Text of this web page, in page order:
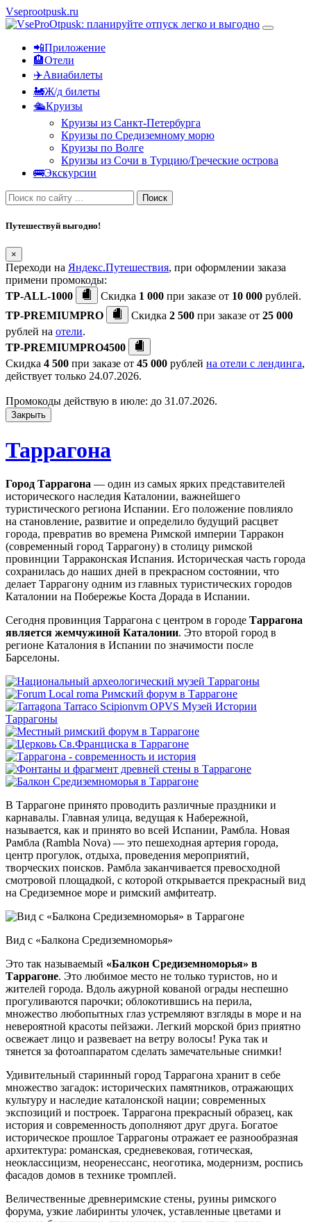
Vseprootpusk.ru
📲Приложение
🏨Отели
✈️Авиабилеты
🚂Ж/д билеты
🛳Круизы
Круизы из Санкт-Петербурга
Круизы по Средиземному морю
Круизы по Волге
Круизы из Сочи в Турцию/Греческие острова
🚌Экскурсии
Поиск
Путешествуй выгодно!
×
Переходи на Яндекс.Путешествия, при оформлении заказа
примени промокоды:
TP-ALL-1000
Скидка 1 000 при заказе от 10 000 рублей.
TP-PREMIUMPRO
Скидка 2 500 при заказе от 25 000
рублей на отели.
TP-PREMIUMPRO4500
Скидка 4 500 при заказе от 45 000 рублей на отели с лендинга,
действует только 24.07.2026.
Промокоды действую в июле: до 31.07.2026.
Закрыть
Таррагона
Город Таррагона — один из самых ярких представителей
исторического наследия Каталонии, важнейшего
туристического региона Испании. Его положение повлияло
на становление, развитие и определило будущий расцвет
города, превратив во времена Римской империи Тарракон
(современный город Таррагону) в столицу римской
провинции Тарраконская Испания. Историческая часть города
сохранилась до наших дней в прекрасном состоянии, что
делает Таррагону одним из главных туристических городов
Каталонии на Побережье Коста Дорада в Испании.
Сегодня провинция Таррагона с центром в городе Таррагона
является жемчужиной Каталонии. Это второй город в
регионе Каталония в Испании по значимости после
Барселоны.
В Таррагоне принято проводить различные праздники и
карнавалы. Главная улица, ведущая к Набережной,
называется, как и принято во всей Испании, Рамбла. Новая
Рамбла (Rambla Nova) — это пешеходная артерия города,
центр прогулок, отдыха, проведения мероприятий,
творческих поисков. Рамбла заканчивается превосходной
смотровой площадкой, с которой открывается прекрасный вид
на Средиземное море и римский амфитеатр.
Вид с «Балкона Средиземноморья»
Это так называемый «Балкон Средиземноморья» в
Таррагоне. Это любимое место не только туристов, но и
жителей города. Вдоль ажурной кованой ограды неспешно
прогуливаются парочки; облокотившись на перила,
множество любопытных глаз устремляют взгляды в море и на
невероятной красоты пейзажи. Легкий морской бриз приятно
освежает лицо и развевает на ветру волосы! Рука так и
тянется за фотоаппаратом сделать замечательные снимки!
Удивительный старинный город Таррагона хранит в себе
множество загадок: исторических памятников, отражающих
культуру и наследие каталонской нации; современных
экспозиций и построек. Таррагона прекрасный образец, как
история и современность дополняют друг друга. Богатое
историческое прошлое Таррагоны отражает ее разнообразная
архитектура: романская, средневековая, готическая,
неоклассицизм, неоренессанс, неоготика, модернизм, роспись
фасадов домов в технике тромплей.
Величественные древнеримские стены, руины римского
форума, узкие лабиринты улочек, уставленные цветами и